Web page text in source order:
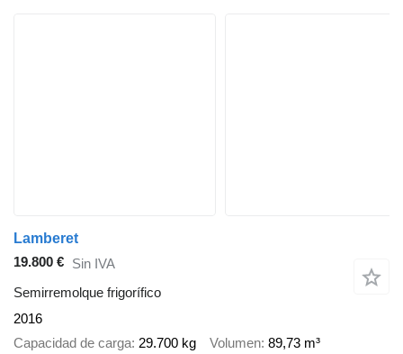
Lamberet
19.800 € Sin IVA
Semirremolque frigorífico
2016
Capacidad de carga 29.700 kg Volumen 89,73 m³